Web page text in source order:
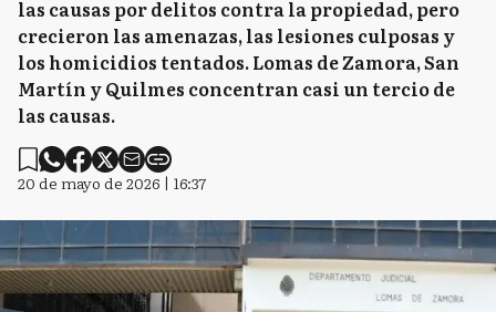
las causas por delitos contra la propiedad, pero
crecieron las amenazas, las lesiones culposas y
los homicidios tentados. Lomas de Zamora, San
Martín y Quilmes concentran casi un tercio de
las causas.
20 de mayo de 2026 | 16:37